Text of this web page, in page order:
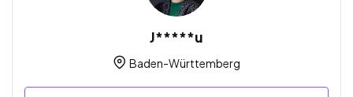
J*****u
Baden-Württemberg